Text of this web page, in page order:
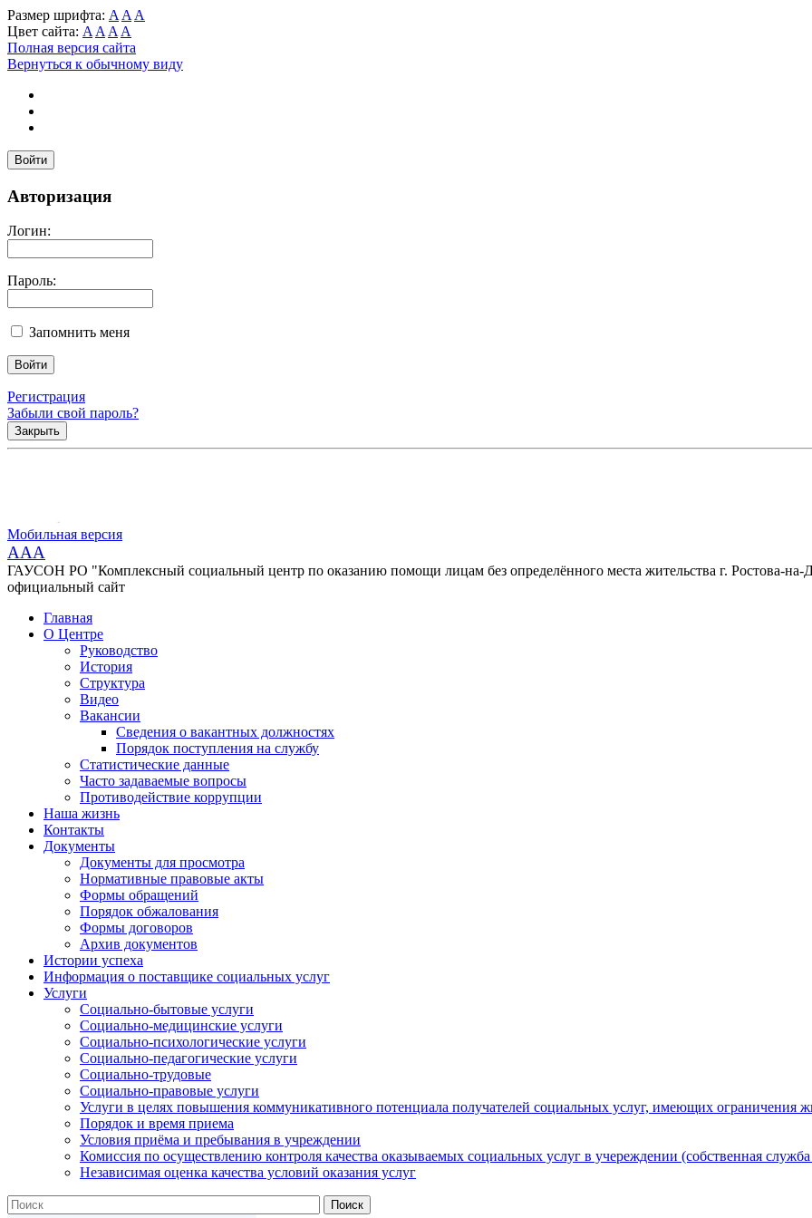
Размер шрифта: A A A
Цвет сайта: A A A A
Полная версия сайта
Вернуться к обычному виду
Войти
Авторизация
Логин:
Пароль:
Запомнить меня
Регистрация
Забыли свой пароль?
Закрыть
Мобильная версия
AAA
ГАУСОН РО "Комплексный социальный центр по оказанию помощи лицам без определённого места жительства г. Ростова-на-
официальный сайт
Главная
О Центре
Руководство
История
Структура
Видео
Вакансии
Сведения о вакантных должностях
Порядок поступления на службу
Статистические данные
Часто задаваемые вопросы
Противодействие коррупции
Наша жизнь
Контакты
Документы
Документы для просмотра
Нормативные правовые акты
Формы обращений
Порядок обжалования
Формы договоров
Архив документов
Истории успеха
Информация о поставщике социальных услуг
Услуги
Социально-бытовые услуги
Социально-медицинские услуги
Социально-психологические услуги
Социально-педагогические услуги
Социально-трудовые
Социально-правовые услуги
Услуги в целях повышения коммуникативного потенциала получателей социальных услуг, имеющих ограничения
Порядок и время приема
Условия приёма и пребывания в учреждении
Комиссия по осуществлению контроля качества оказываемых социальных услуг в учереждении (собственная
Независимая оценка качества условий оказания услуг